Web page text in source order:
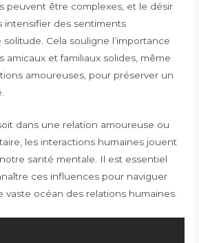
peuvent être complexes, et le désir
intensifier des sentiments
solitude. Cela souligne l’importance
amicaux et familiaux solides, même
amoureuses, pour préserver un
dans une relation amoureuse ou
les interactions humaines jouent
santé mentale. Il est essentiel
ces influences pour naviguer
vaste océan des relations humaines.